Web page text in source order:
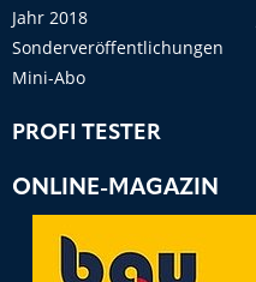
Jahr 2018
Sonderveröffentlichungen
Mini-Abo
PROFI TESTER
ONLINE-MAGAZIN